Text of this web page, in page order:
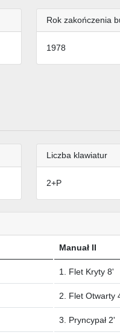
Rok zakończenia
1978
Liczba klawiatur
2+P
Manuał II
1. Flet Kryty 8'
2. Flet Otwarty
3. Pryncypał 2'